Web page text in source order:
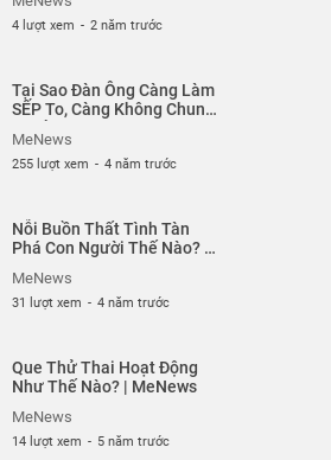
4 lượt xem - 2 năm trước
Tại Sao Đàn Ông Càng Làm
SẾP To, Càng Không Chung
MeNews
255 lượt xem - 4 năm trước
Nỗi Buồn Thất Tình Tàn
Phá Con Người Thế Nào? |
MeNews
31 lượt xem - 4 năm trước
Que Thử Thai Hoạt Động
Như Thế Nào? | MeNews
MeNews
14 lượt xem - 5 năm trước